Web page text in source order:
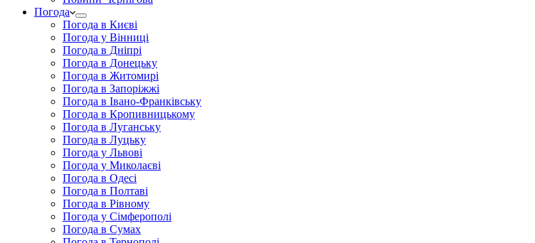
Погода
Погода в Києві
Погода у Вінниці
Погода в Дніпрі
Погода в Донецьку
Погода в Житомирі
Погода в Запоріжжі
Погода в Івано-Франківську
Погода в Кропивницькому
Погода в Луганську
Погода в Луцьку
Погода у Львові
Погода у Миколаєві
Погода в Одесі
Погода в Полтаві
Погода в Рівному
Погода у Сімферополі
Погода в Сумах